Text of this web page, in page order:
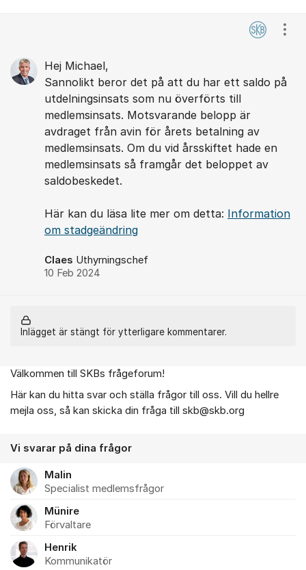
Hej Michael,
Sannolikt beror det på att du har ett saldo på
utdelningsinsats som nu överförts till
medlemsinsats. Motsvarande belopp är
avdraget från avin för årets betalning av
medlemsinsats. Om du vid årsskiftet hade en
medlemsinsats så framgår det beloppet av
saldobeskedet.
Här kan du läsa lite mer om detta: ​ Information
om stadgeändring
Claes Uthyrningschef
10 Feb 2024
Inlägget är stängt för ytterligare kommentarer.
Om forumet
Välkommen till SKBs frågeforum!
Här kan du hitta svar och ställa frågor till oss. Vill du hellre
mejla oss, så kan skicka din fråga till skb@skb.org
Vi svarar på dina frågor
Malin
Specialist medlemsfrågor
Münire
Förvaltare
Henrik
Kommunikatör